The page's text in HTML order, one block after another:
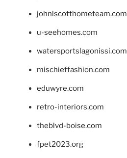
johnlscotthometeam.com
u-seehomes.com
watersportslagonissi.com
mischieffashion.com
eduwyre.com
retro-interiors.com
theblvd-boise.com
fpet2023.org